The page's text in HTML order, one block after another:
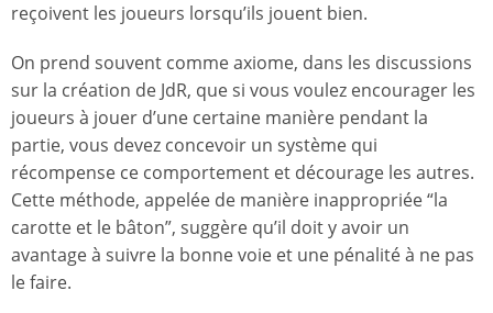
reçoivent les joueurs lorsqu’ils jouent bien.
On prend souvent comme axiome, dans les discussions
sur la création de JdR, que si vous voulez encourager les
joueurs à jouer d’une certaine manière pendant la
partie, vous devez concevoir un système qui
récompense ce comportement et décourage les autres.
Cette méthode, appelée de manière inappropriée “la
carotte et le bâton”, suggère qu’il doit y avoir un
avantage à suivre la bonne voie et une pénalité à ne pas
le faire.